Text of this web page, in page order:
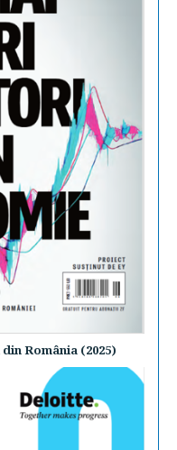
România (2025)